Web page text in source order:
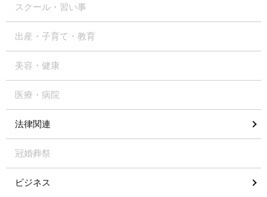
スクール・習い事
出産・子育て・教育
美容・健康
医療・病院
法律関連
冠婚葬祭
ビジネス